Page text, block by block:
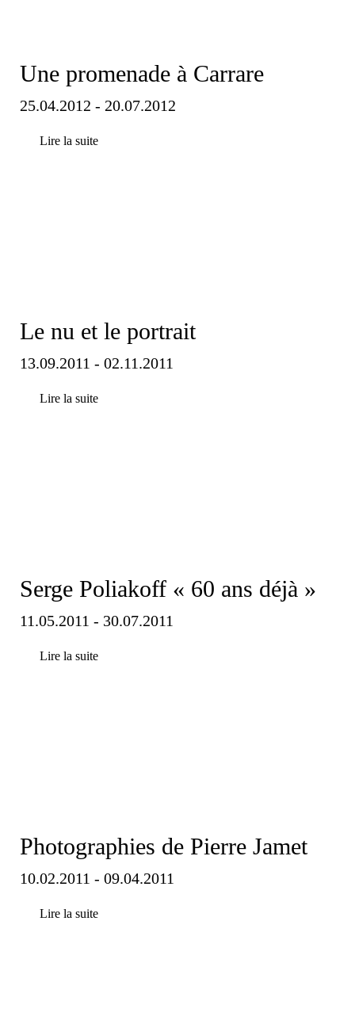
Une promenade à Carrare
25.04.2012 - 20.07.2012
Lire la suite
Le nu et le portrait
13.09.2011 - 02.11.2011
Lire la suite
Serge Poliakoff « 60 ans déjà »
11.05.2011 - 30.07.2011
Lire la suite
Photographies de Pierre Jamet
10.02.2011 - 09.04.2011
Lire la suite